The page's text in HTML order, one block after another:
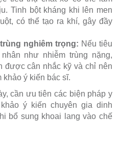
Tinh bột kháng khi lên men
có thể tạo ra khí, gây đầy
nghiêm trọng: Nếu tiêu
như nhiễm trùng nặng,
được cân nhắc kỹ và chỉ nên
khảo ý kiến bác sĩ.
cần ưu tiên các biện pháp y
ý kiến chuyên gia dinh
bổ sung khoai lang vào chế